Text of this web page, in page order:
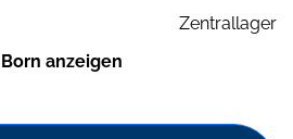
Zentrallager
anzeigen